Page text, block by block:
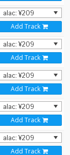
Add Track
Add Track
Add Track
Add Track
Add Track